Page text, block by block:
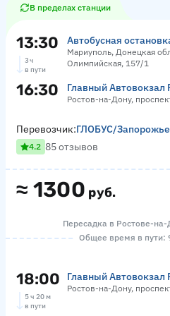
В пределах станции
13:30 Автобусная
Мариуполь, Донецкая
Олимпийская, 157/1
3 ч
в пути
16:30 Главный Автовокзал
Ростов-на-Дону,
≈ 1300 руб.
Перевозчик:ГЛОБУС/Запорожье
4.2 85 отзывов
Пересадка в Ростове-на-
Общее время в пути:
18:00 Главный Автовокзал
Ростов-на-Дону,
5 ч 20 м
в пути